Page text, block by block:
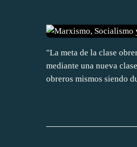
"La meta de la clase
mediante una nueva
obreros mismos siendo